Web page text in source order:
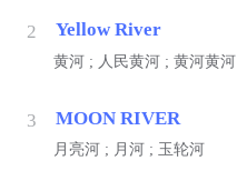
2 Yellow River
黄河 ; 人民黄河 ; 黄河黄河
3 MOON RIVER
月亮河 ; 月河 ; 玉轮河